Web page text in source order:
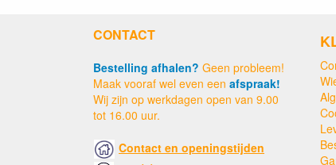
CONTACT
Bestelling afhalen? Geen probleem!
Maak vooraf wel even een afspraak!
Wij zijn op werkdagen open van 9.00
tot 16.00 uur.
Contact en openingstijden